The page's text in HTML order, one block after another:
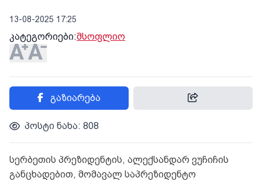
13-08-2025 17:25
კატეგორიები:მსოფლიო
გაზიარება
პოსტი ნახა: 808
სერბეთის პრეზიდენტის, ალექსანდარ ვუჩიჩის
განცხადებით, მომავალ საპრეზიდენტო